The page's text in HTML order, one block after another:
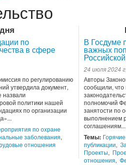
по
в сфере
по регулированию
утвердила документ,
назвали
политики нашей
по организации
по охране
заболевания,
отношения
В Госдуме
важных
24 июля 2024
Авторы
сообщили,
полномочий
занятости по
выполнением
соглашениям...
Темы:
публикации,
Проекты,
отношения,